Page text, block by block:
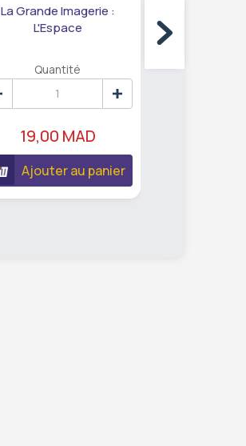
La Grande Imagerie :
L'Espace
Quantité
19,00 MAD
Ajouter au panier